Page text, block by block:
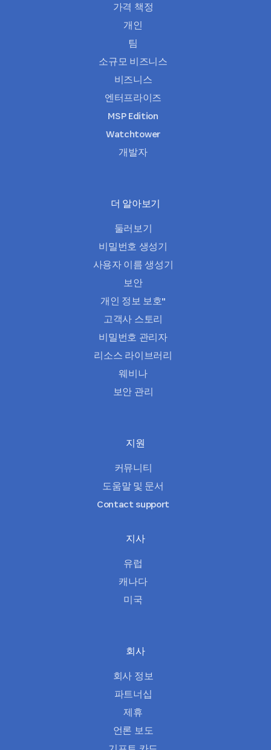
가격 책정
개인
팀
소규모 비즈니스
비즈니스
엔터프라이즈
MSP Edition
Watchtower
개발자
더 알아보기
둘러보기
비밀번호 생성기
사용자 이름 생성기
보안
개인 정보 보호"
고객사 스토리
비밀번호 관리자
리소스 라이브러리
웨비나
보안 관리
지원
커뮤니티
도움말 및 문서
Contact support
지사
유럽
캐나다
미국
회사
회사 정보
파트너십
제휴
언론 보도